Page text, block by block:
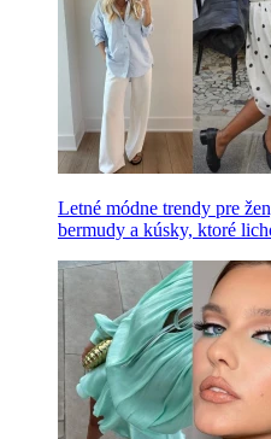
Letné módne trendy pre
bermudy a kúsky, ktoré